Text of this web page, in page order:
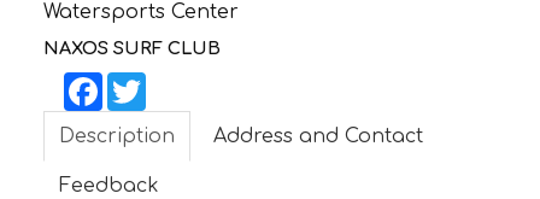
SUPPORT US
Watersports Center
NAXOS SURF CLUB
Facebook
Description Address and Contact
Feedback